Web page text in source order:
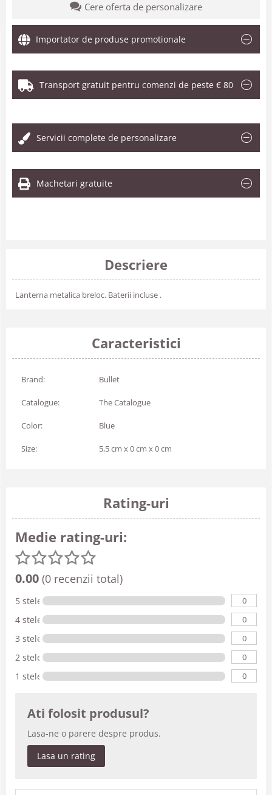
Cere oferta de personalizare
Importator de produse promotionale
Transport gratuit pentru comenzi de peste € 80
Servicii complete de personalizare
Machetari gratuite
Descriere
Lanterna metalica breloc. Baterii incluse .
Caracteristici
Brand: Bullet
Catalogue: The Catalogue
Color: Blue
Size: 5,5 cm x 0 cm x 0 cm
Rating-uri
Medie rating-uri:
0.00 (0 recenzii total)
5 stele 0
4 stele 0
3 stele 0
2 stele 0
1 stele 0
Ati folosit produsul?
Lasa-ne o parere despre produs.
Lasa un rating